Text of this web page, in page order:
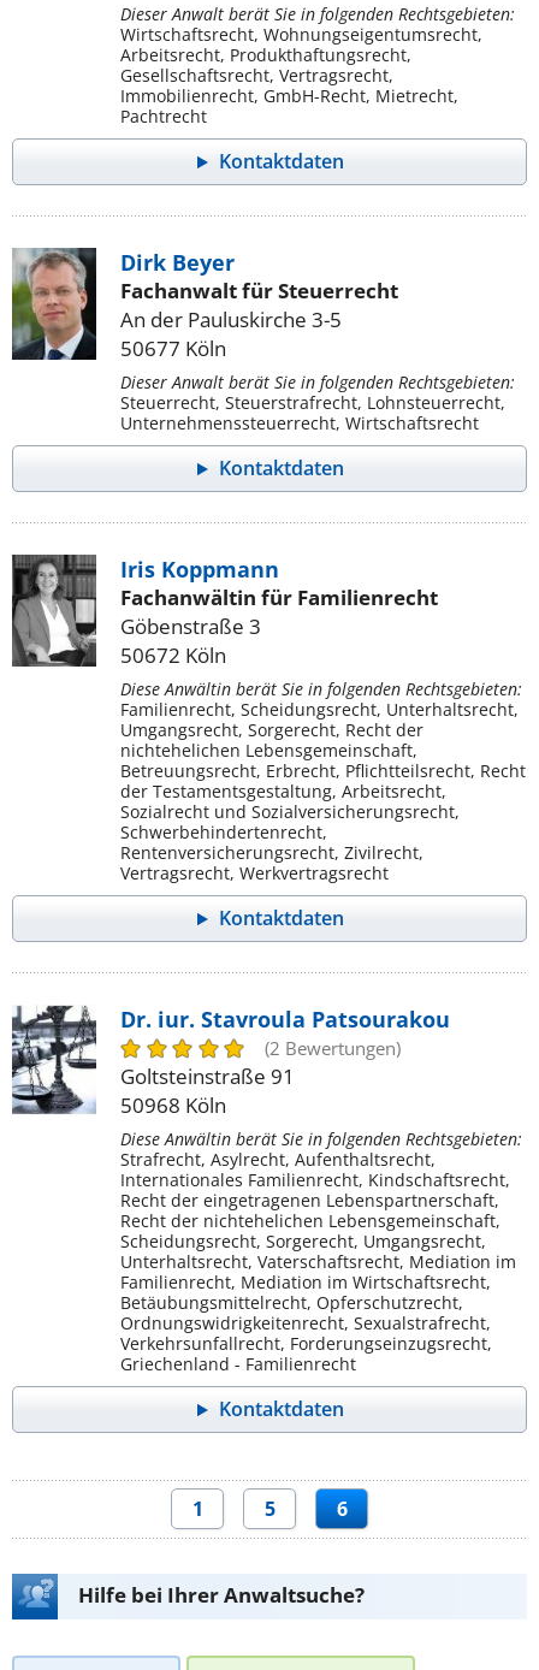
Dieser Anwalt berät Sie in folgenden Rechtsgebieten:
Wirtschaftsrecht, Wohnungseigentumsrecht,
Arbeitsrecht, Produkthaftungsrecht,
Gesellschaftsrecht, Vertragsrecht,
Immobilienrecht, GmbH-Recht, Mietrecht,
Pachtrecht
Kontaktdaten
Dirk Beyer
Fachanwalt für Steuerrecht
An der Pauluskirche 3-5
50677 Köln
Dieser Anwalt berät Sie in folgenden Rechtsgebieten:
Steuerrecht, Steuerstrafrecht, Lohnsteuerrecht,
Unternehmenssteuerrecht, Wirtschaftsrecht
Kontaktdaten
Iris Koppmann
Fachanwältin für Familienrecht
Göbenstraße 3
50672 Köln
Diese Anwältin berät Sie in folgenden Rechtsgebieten:
Familienrecht, Scheidungsrecht, Unterhaltsrecht,
Umgangsrecht, Sorgerecht, Recht der
nichtehelichen Lebensgemeinschaft,
Betreuungsrecht, Erbrecht, Pflichtteilsrecht, Recht
der Testamentsgestaltung, Arbeitsrecht,
Sozialrecht und Sozialversicherungsrecht,
Schwerbehindertenrecht,
Rentenversicherungsrecht, Zivilrecht,
Vertragsrecht, Werkvertragsrecht
Kontaktdaten
Dr. iur. Stavroula Patsourakou
(2 Bewertungen)
Goltsteinstraße 91
50968 Köln
Diese Anwältin berät Sie in folgenden Rechtsgebieten:
Strafrecht, Asylrecht, Aufenthaltsrecht,
Internationales Familienrecht, Kindschaftsrecht,
Recht der eingetragenen Lebenspartnerschaft,
Recht der nichtehelichen Lebensgemeinschaft,
Scheidungsrecht, Sorgerecht, Umgangsrecht,
Unterhaltsrecht, Vaterschaftsrecht, Mediation im
Familienrecht, Mediation im Wirtschaftsrecht,
Betäubungsmittelrecht, Opferschutzrecht,
Ordnungswidrigkeitenrecht, Sexualstrafrecht,
Verkehrsunfallrecht, Forderungseinzugsrecht,
Griechenland - Familienrecht
Kontaktdaten
1 5 6
Hilfe bei Ihrer Anwaltsuche?